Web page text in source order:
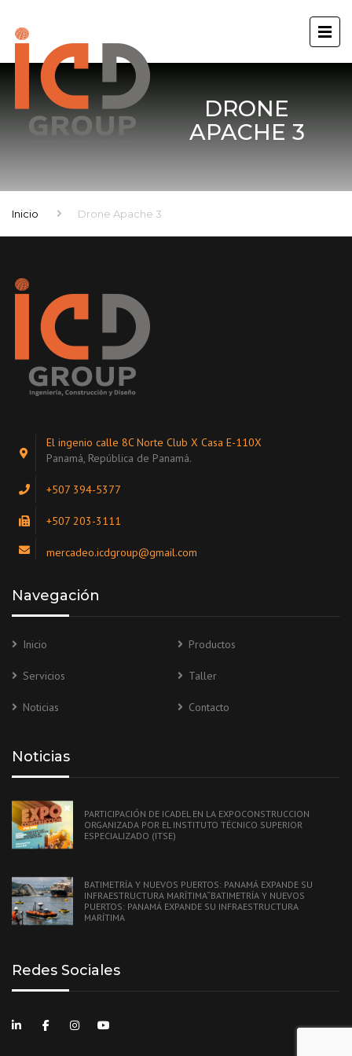
DRONE
APACHE 3
Inicio Drone Apache 3
El ingenio calle 8C Norte Club X Casa E-110X
Panamá, República de Panamá.
+507 394-5377
+507 203-3111
mercadeo.icdgroup@gmail.com
Navegación
Inicio Productos
Servicios Taller
Noticias Contacto
Noticias
PARTICIPACIÓN DE ICADEL EN LA EXPOCONSTRUCCION
ORGANIZADA POR EL INSTITUTO TÉCNICO SUPERIOR
ESPECIALIZADO (ITSE)
BATIMETRÍA Y NUEVOS PUERTOS: PANAMÁ EXPANDE SU
INFRAESTRUCTURA MARÍTIMA“BATIMETRÍA Y NUEVOS
PUERTOS: PANAMÁ EXPANDE SU INFRAESTRUCTURA
MARÍTIMA
Redes Sociales